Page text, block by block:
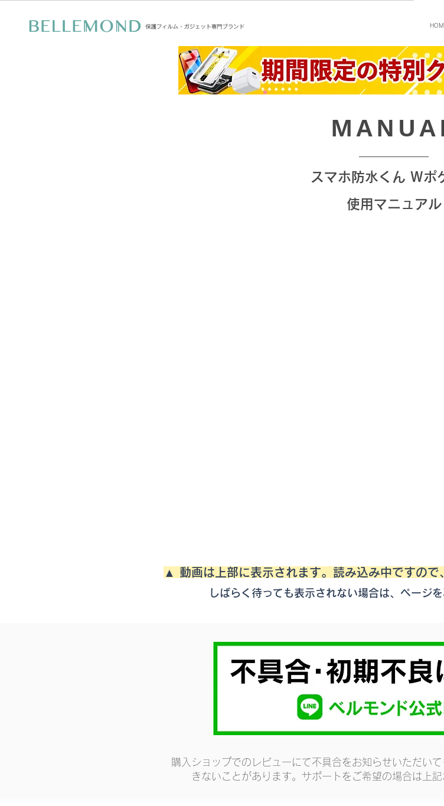
スマホ防水くん Wポ
使用マニュアル
▲ 動画は上部に表示されます。読み込み中ですの
しばらく待っても表示されない場合は、ページ
購入ショップでのレビューにて不具合をお知らせいただい
きないことがあります。サポートをご希望の場合は上